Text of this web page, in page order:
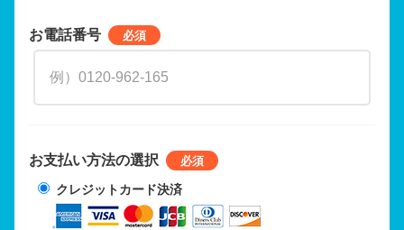
お電話番号
お支払い方法の選択
クレジットカード決済